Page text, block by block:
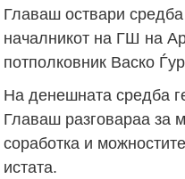
Главаш оствари средба
началникот на ГШ на
потполковник Васко
На денешната средба
Главаш разговараа за
соработка и
истата.